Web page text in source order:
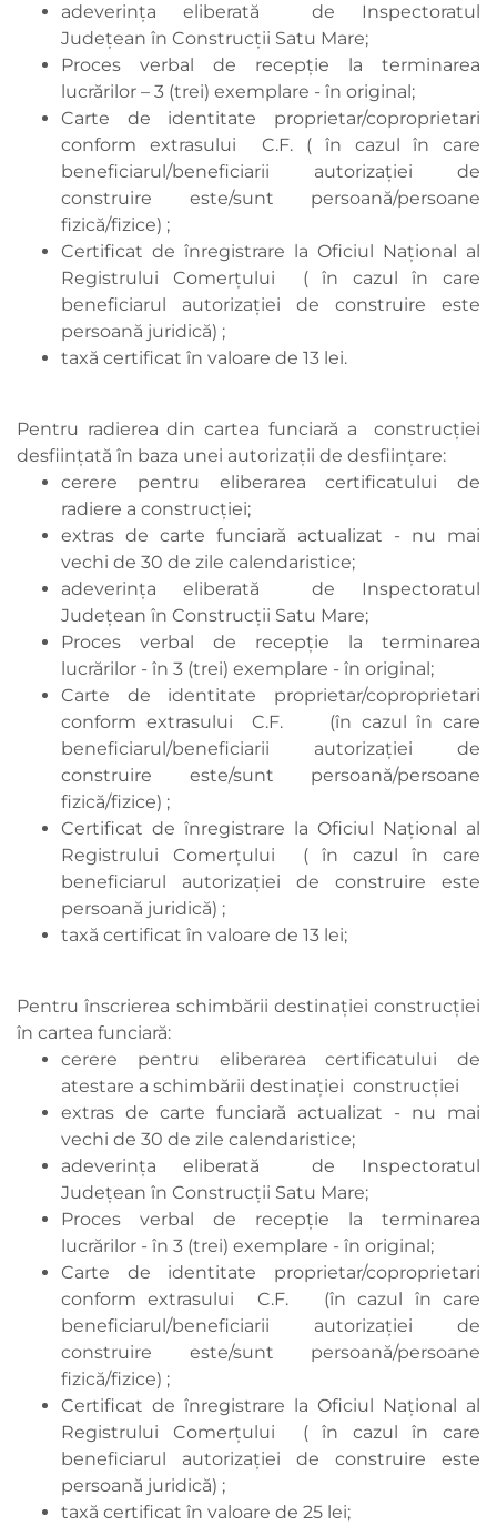
adeverința eliberată de Inspectoratul
Județean în Construcții Satu Mare;
Proces verbal de recepție la terminarea
lucrărilor – 3 (trei) exemplare - în original;
Carte de identitate proprietar/coproprietari
conform extrasului C.F. ( în cazul în care
beneficiarul/beneficiarii autorizației de
construire este/sunt persoană/persoane
fizică/fizice) ;
Certificat de înregistrare la Oficiul Național al
Registrului Comerțului ( în cazul în care
beneficiarul autorizației de construire este
persoană juridică) ;
taxă certificat în valoare de 13 lei.
Pentru radierea din cartea funciară a construcției
desființată în baza unei autorizații de desființare:
cerere pentru eliberarea certificatului de
radiere a construcției;
extras de carte funciară actualizat - nu mai
vechi de 30 de zile calendaristice;
adeverința eliberată de Inspectoratul
Județean în Construcții Satu Mare;
Proces verbal de recepție la terminarea
lucrărilor - în 3 (trei) exemplare - în original;
Carte de identitate proprietar/coproprietari
conform extrasului C.F. (în cazul în care
beneficiarul/beneficiarii autorizației de
construire este/sunt persoană/persoane
fizică/fizice) ;
Certificat de înregistrare la Oficiul Național al
Registrului Comerțului ( în cazul în care
beneficiarul autorizației de construire este
persoană juridică) ;
taxă certificat în valoare de 13 lei;
Pentru înscrierea schimbării destinației construcției
în cartea funciară:
cerere pentru eliberarea certificatului de
atestare a schimbării destinației construcției
extras de carte funciară actualizat - nu mai
vechi de 30 de zile calendaristice;
adeverința eliberată de Inspectoratul
Județean în Construcții Satu Mare;
Proces verbal de recepție la terminarea
lucrărilor - în 3 (trei) exemplare - în original;
Carte de identitate proprietar/coproprietari
conform extrasului C.F. (în cazul în care
beneficiarul/beneficiarii autorizației de
construire este/sunt persoană/persoane
fizică/fizice) ;
Certificat de înregistrare la Oficiul Național al
Registrului Comerțului ( în cazul în care
beneficiarul autorizației de construire este
persoană juridică) ;
taxă certificat în valoare de 25 lei;